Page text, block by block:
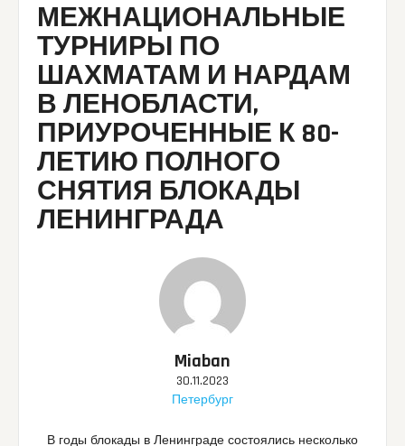
МЕЖНАЦИОНАЛЬНЫЕ
ТУРНИРЫ ПО
ШАХМАТАМ И НАРДАМ
В ЛЕНОБЛАСТИ,
ПРИУРОЧЕННЫЕ К 80-
ЛЕТИЮ ПОЛНОГО
СНЯТИЯ БЛОКАДЫ
ЛЕНИНГРАДА
Miaban
30.11.2023
Петербург
В годы блокады в Ленинграде состоялись несколько